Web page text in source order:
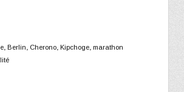
Berlin Cherono Kipchoge marathon